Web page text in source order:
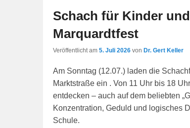
Schach für Kinder
Marquardtfest
Veröffentlicht am 5. Juli 2026 von Dr. Gert Keller
Am Sonntag (12.07.) laden die
Marktstraße ein . Von 11 Uhr bis 18
entdecken – auch auf dem beliebten
Konzentration, Geduld und logisches
Schule.